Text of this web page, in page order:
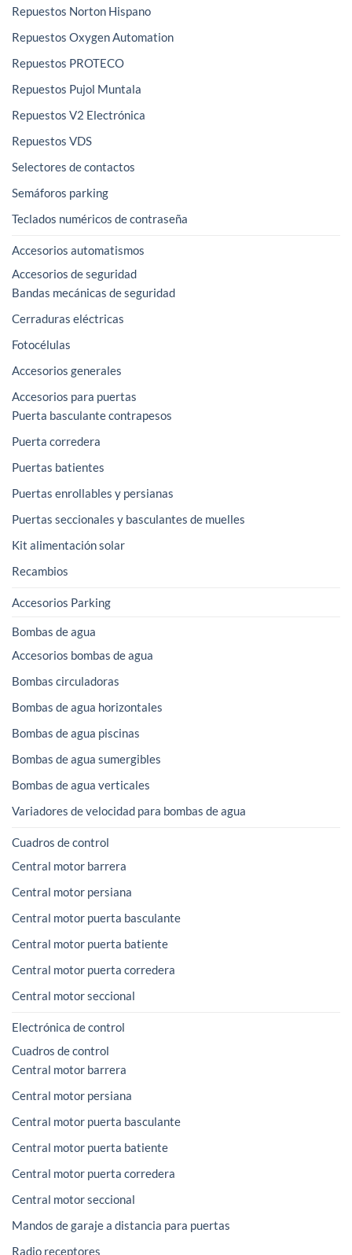
Repuestos Norton Hispano
Repuestos Oxygen Automation
Repuestos PROTECO
Repuestos Pujol Muntala
Repuestos V2 Electrónica
Repuestos VDS
Selectores de contactos
Semáforos parking
Teclados numéricos de contraseña
Accesorios automatismos
Accesorios de seguridad
Bandas mecánicas de seguridad
Cerraduras eléctricas
Fotocélulas
Accesorios generales
Accesorios para puertas
Puerta basculante contrapesos
Puerta corredera
Puertas batientes
Puertas enrollables y persianas
Puertas seccionales y basculantes de muelles
Kit alimentación solar
Recambios
Accesorios Parking
Bombas de agua
Accesorios bombas de agua
Bombas circuladoras
Bombas de agua horizontales
Bombas de agua piscinas
Bombas de agua sumergibles
Bombas de agua verticales
Variadores de velocidad para bombas de agua
Cuadros de control
Central motor barrera
Central motor persiana
Central motor puerta basculante
Central motor puerta batiente
Central motor puerta corredera
Central motor seccional
Electrónica de control
Cuadros de control
Central motor barrera
Central motor persiana
Central motor puerta basculante
Central motor puerta batiente
Central motor puerta corredera
Central motor seccional
Mandos de garaje a distancia para puertas
Radio receptores